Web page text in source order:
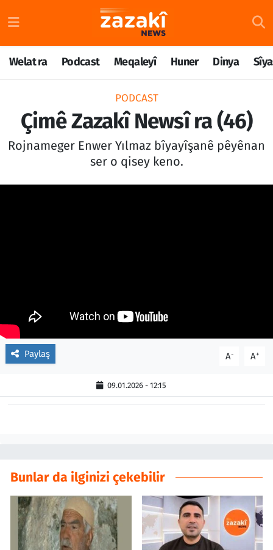
Welat ra Podcast Meqaleyî Huner Dinya
PODCAST
Çimê Zazakî Newsî ra (46)
Rojnameger Enwer Yılmaz bîyayîşanê pêyênan
ser o qisey keno.
Paylaş A- A+
09.01.2026 - 12:15
Bunlar da ilginizi çekebilir
Welat ra
Podcast
Meqaleyî
Huner
Nöbetçi Eczaneler
Hava Durumu
Namaz Vakitleri
Trafik Durumu
Süper Lig Puan Durumu ve Fikstür